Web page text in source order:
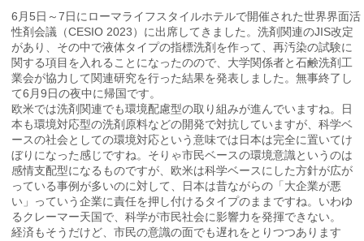
6月5日～7日にローマライフスタイルホテルで開催された世界界面活
性剤会議（CESIO 2023）に出席してきました。洗剤関連のJIS改定
があり、その中で液体タイプの指標洗剤を作って、再汚染の試験に
関する項目を入れることになったのので、大学関係者と石鹸洗剤工
業会が協力して関連研究を行った結果を発表しました。無事終了し
て6月9日の夜中に帰国です。
欧米では洗剤関連でも環境配慮型の取り組みが進んでいますね。日
本も環境対応型の洗剤原料などの開発で対抗していますが、科学ベ
ースの社会としての環境対応という意味では日本は完全に置いてけ
ぼりになった感じですね。そりゃ市民ベースの環境意識というのは
感情支配型になるものですが、欧米は科学ベースにした方針が広が
っている事例が多いのに対して、日本は昔ながらの「大企業が悪
い」っていう企業に責任を押し付けるタイプのままですね。いわゆ
るクレーマー天国で、科学が市民社会に影響力を発揮できない。
経済もそうだけど、市民の意識の面でも遅れをとりつつあります